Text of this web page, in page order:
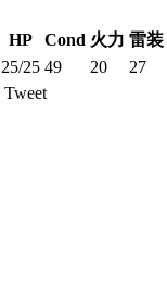
HP Cond 火力 雷装
25/25 49 20 27
Tweet